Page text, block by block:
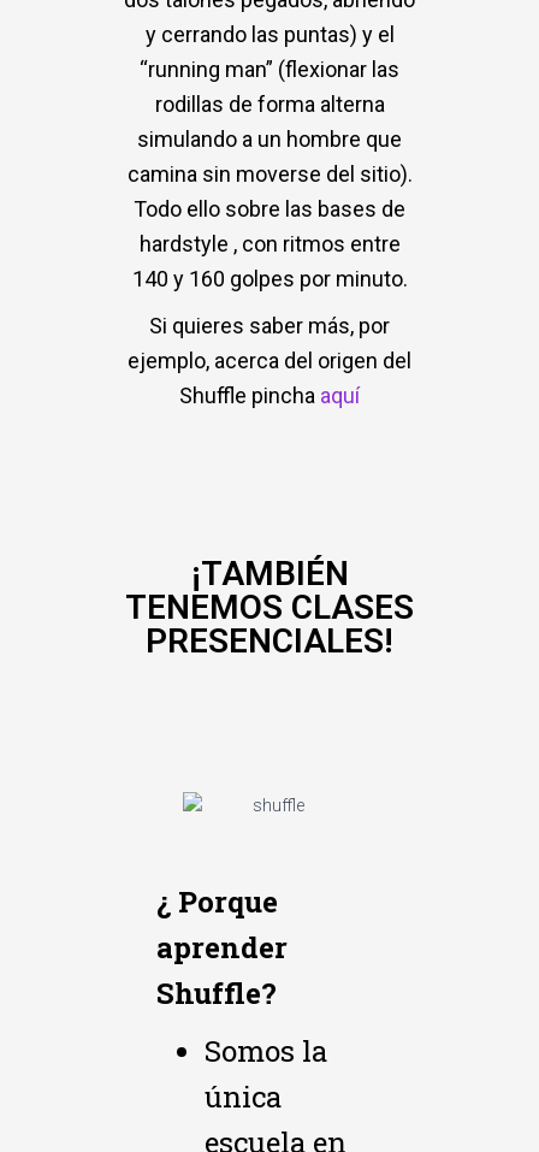
y cerrando las puntas) y el
“running man” (flexionar las
rodillas de forma alterna
simulando a un hombre que
camina sin moverse del sitio).
Todo ello sobre las bases de
hardstyle , con ritmos entre
140 y 160 golpes por minuto.
Si quieres saber más, por
ejemplo, acerca del origen del
Shuffle pincha aquí
¡TAMBIÉN
TENEMOS CLASES
PRESENCIALES!
¿ Porque
aprender
Shuffle?
Somos la
única
escuela en